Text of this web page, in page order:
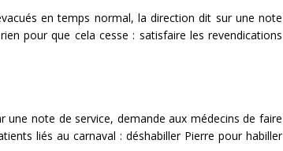
en temps normal, la direction dit sur une note
pour que cela cesse : satisfaire les revendications
note de service, demande aux médecins de faire
liés au carnaval : déshabiller Pierre pour habiller